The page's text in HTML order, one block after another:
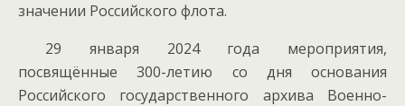
значении Российского флота.
29 января 2024 года мероприятия,
посвящённые 300-летию со дня основания
Российского государственного архива Военно-